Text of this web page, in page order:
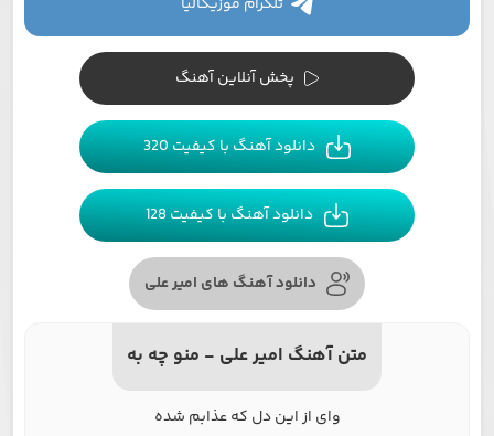
پخش آنلاین آهنگ
دانلود آهنگ با کیفیت 320
دانلود آهنگ با کیفیت 128
دانلود آهنگ های امیر علی
متن آهنگ امیر علی - منو چه به
وای از این دل که عذابم شده